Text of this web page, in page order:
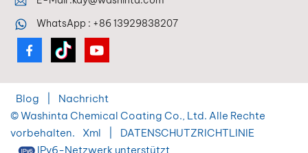
WhatsApp : +86 13929838207
Blog
Nachricht
© Washinta Chemical Coating Co., Ltd. Alle Rechte
vorbehalten.
Xml
DATENSCHUTZRICHTLINIE
IPv6-Netzwerk unterstützt